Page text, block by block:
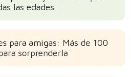
las edades
para amigas: Más de 100
sorprenderla